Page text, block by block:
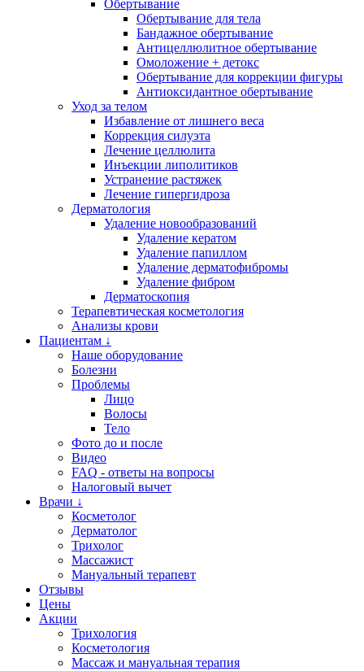
Обертывание
Обертывание для тела
Бандажное обертывание
Антицеллюлитное обертывание
Омоложение + детокс
Обертывание для коррекции фигуры
Антиоксидантное обертывание
Уход за телом
Избавление от лишнего веса
Коррекция силуэта
Лечение целлюлита
Инъекции липолитиков
Устранение растяжек
Лечение гипергидроза
Дерматология
Удаление новообразований
Удаление кератом
Удаление папиллом
Удаление дерматофибромы
Удаление фибром
Дерматоскопия
Терапевтическая косметология
Анализы крови
Пациентам ↓
Наше оборудование
Болезни
Проблемы
Лицо
Волосы
Тело
Фото до и после
Видео
FAQ - ответы на вопросы
Налоговый вычет
Врачи ↓
Косметолог
Дерматолог
Трихолог
Массажист
Мануальный терапевт
Отзывы
Цены
Акции
Трихология
Косметология
Массаж и мануальная терапия